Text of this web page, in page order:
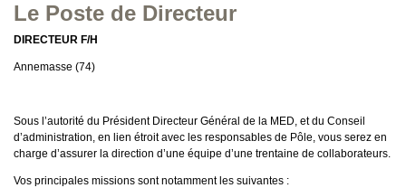
Le Poste de Directeur
DIRECTEUR F/H
Annemasse (74)
Sous l’autorité du Président Directeur Général de la MED, et du Conseil
d’administration, en lien étroit avec les responsables de Pôle, vous serez en
charge d’assurer la direction d’une équipe d’une trentaine de collaborateurs.
Vos principales missions sont notamment les suivantes :